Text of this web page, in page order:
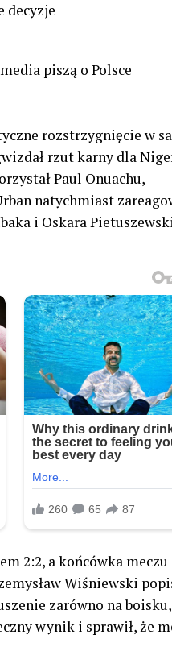
decyzje
piszą o Polsce
rozstrzygnięcie w
rzut karny dla
Paul Onuachu,
natychmiast
i Oskara
2:2, a końcówka meczu
Wiśniewski
zarówno na
wynik i sprawił, że